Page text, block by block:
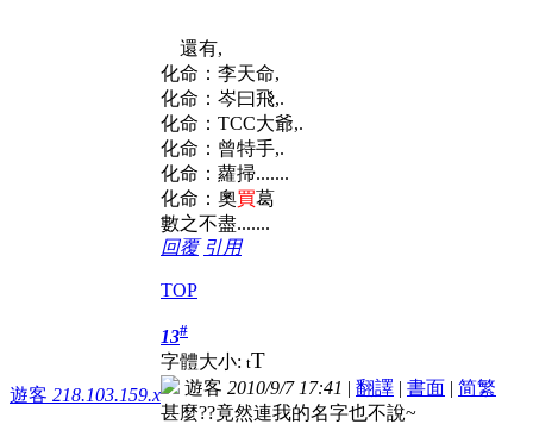
還有,
化命：李天命,
化命：岑曰飛,.
化命：TCC大爺,.
化命：曾特手,.
化命：蘿掃.......
化命：奧買葛
數之不盡.......
回覆 引用
TOP
遊客 218.103.159.x
13#
字體大小: tT
遊客 2010/9/7 17:41 | 翻譯 | 書面 | 简繁
甚麼??竟然連我的名字也不說~